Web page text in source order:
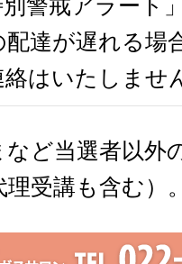
警戒アラート
達が遅れる場
はいたしませ
など当選者以外
受講も含む）